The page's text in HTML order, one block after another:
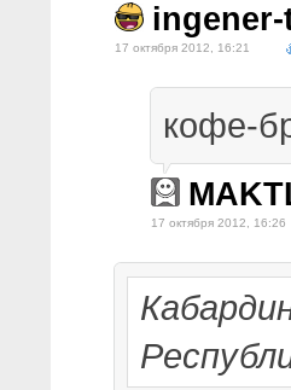
17 октября 2012, 16:21
кофе-
17 октября 2012, 16:26